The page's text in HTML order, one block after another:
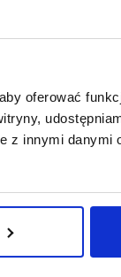
oferować
z innymi danymi